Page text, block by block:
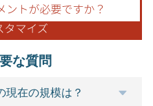
な質問
現在の規模は？